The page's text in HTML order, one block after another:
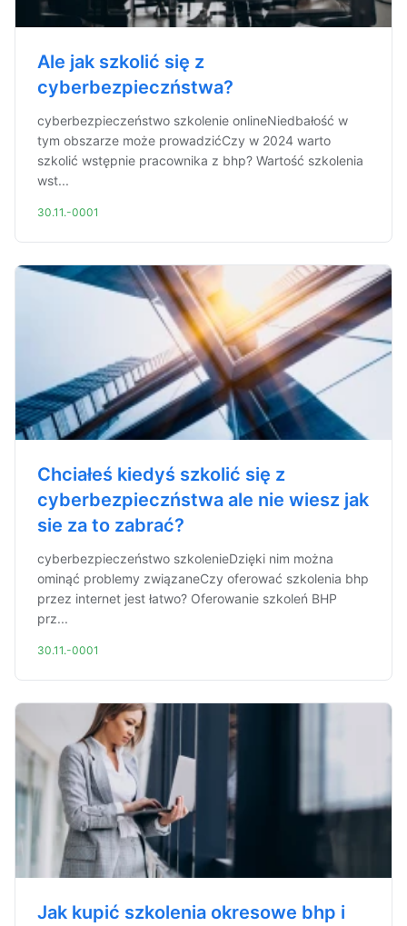
Ale jak szkolić się z
cyberbezpieczństwa?
cyberbezpieczeństwo szkolenie onlineNiedbałość w
tym obszarze może prowadzićCzy w 2024 warto
szkolić wstępnie pracownika z bhp? Wartość szkolenia
wst...
30.11.-0001
Chciałeś kiedyś szkolić się z
cyberbezpieczństwa ale nie wiesz jak
sie za to zabrać?
cyberbezpieczeństwo szkolenieDzięki nim można
ominąć problemy związaneCzy oferować szkolenia bhp
przez internet jest łatwo? Oferowanie szkoleń BHP
prz...
30.11.-0001
Jak kupić szkolenia okresowe bhp i